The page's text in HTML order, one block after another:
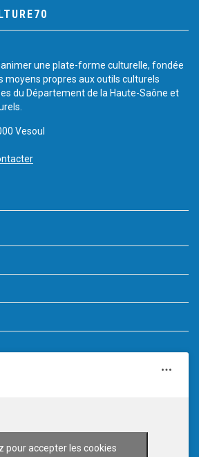
une plate-forme culturelle, fondée
moyens propres aux outils culturels
du Département de la Haute-Saône et
Vesoul
pour accepter les cookies